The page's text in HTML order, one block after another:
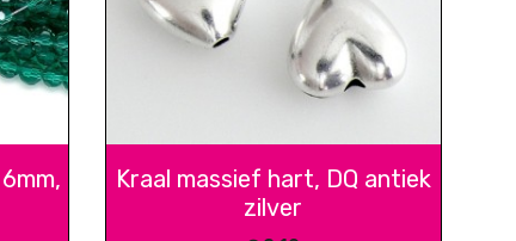
Kraal massief hart, DQ antiek
zilver